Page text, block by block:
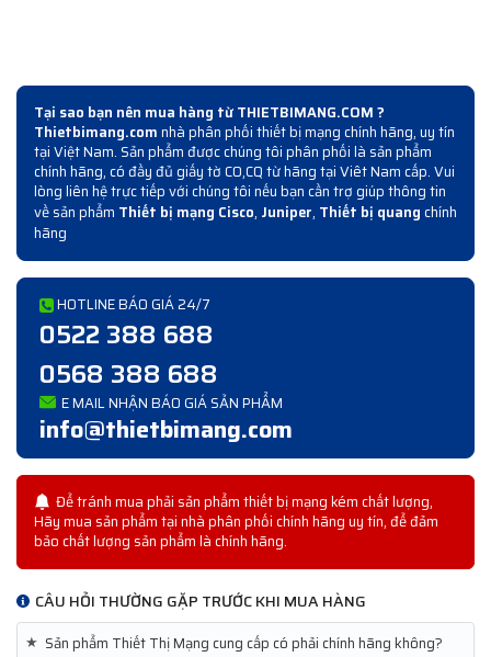
Tại sao bạn nên mua hàng từ THIETBIMANG.COM ?
Thietbimang.comnhà phân phối thiết bị mạng chính hãng, uy tín
tại Việt Nam. Sản phẩm được chúng tôi phân phối là sản phẩm
chính hãng, có đầy đủ giấy tờ CO,CQ từ hãng tại Viêt Nam cấp. Vui
lòng liên hệ trực tiếp với chúng tôi nếu bạn cần trợ giúp thông tin
về sản phẩm Thiết bị mạng Cisco, Juniper, Thiết bị quangchính
hãng
HOTLINE BÁO GIÁ 24/7
0522 388 688
0568 388 688
E MAIL NHẬN BÁO GIÁ SẢN PHẨM
info@thietbimang.com
Để tránh mua phải sản phẩm thiết bị mạng kém chất lượng,
Hãy mua sản phẩm tại nhà phân phối chính hãng uy tín, để đảm
bảo chất lượng sản phẩm là chính hãng.
CÂU HỎI THƯỜNG GẶP TRƯỚC KHI MUA HÀNG
★ Sản phẩm Thiết Thị Mạng cung cấp có phải chính hãng không?